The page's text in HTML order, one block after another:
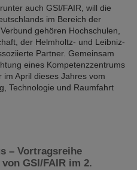
auch GSI/FAIR, will die
im Bereich der
gehören Hochschulen,
der Helmholtz- und Leibniz-
Partner. Gemeinsam
eines Kompetenzzentrums
April dieses Jahres vom
Technologie und Raumfahrt
– Vortragsreihe
GSI/FAIR im 2.